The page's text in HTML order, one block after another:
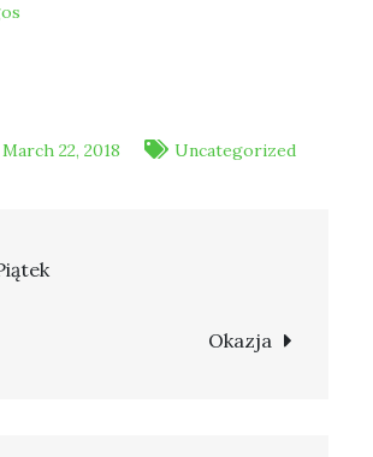
March 22, 2018 Uncategorized
Okazja